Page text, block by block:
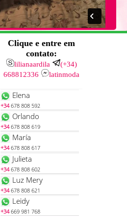
Clique e entre em
contato:
lilianaardila
(+34)
668812336
latinmoda
Elena
+34678 808 592
Orlando
+34678 808 619
María
+34678 808 617
Julieta
+34678 808 602
Luz Mery
+34678 808 621
Leidy
+34669 981 768